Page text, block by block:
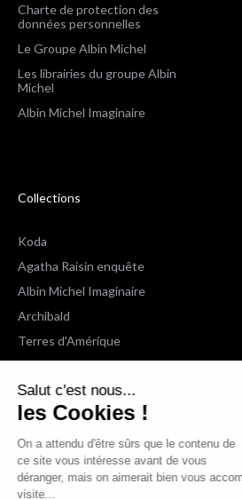
Salut c'est nous...
les Cookies !
On a attendu d'être sûrs que le contenu de
ce site vous intéresse avant de vous
déranger, mais on aimerait bien vous
visite...
Charte de protection des
données personnelles
Le Groupe Albin Michel
Les librairies du groupe Albin
Michel
Albin Michel Imaginaire
Collections
Koda
Agatha Raisin enquête
Albin Michel Imaginaire
Archibald
Terres d'Amérique
Espaces Libres Poche
NOX
Wiz
Voir toutes les collections
Nous suivre